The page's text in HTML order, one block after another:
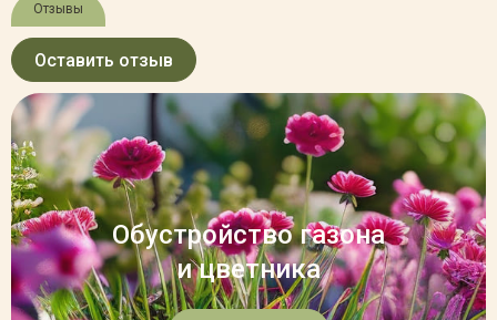
Отзывы
Оставить отзыв
Обустройство газона
и цветника